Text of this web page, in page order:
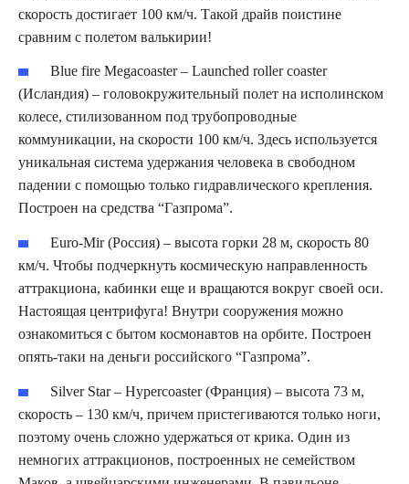
скорость достигает 100 км/ч. Такой драйв поистине
сравним с полетом валькирии!
Blue fire Megacoaster – Launched roller coaster
(Исландия) – головокружительный полет на исполинском
колесе, стилизованном под трубопроводные
коммуникации, на скорости 100 км/ч. Здесь используется
уникальная система удержания человека в свободном
падении с помощью только гидравлического крепления.
Построен на средства “Газпрома”.
Euro-Mir (Россия) – высота горки 28 м, скорость 80
км/ч. Чтобы подчеркнуть космическую направленность
аттракциона, кабинки еще и вращаются вокруг своей оси.
Настоящая центрифуга! Внутри сооружения можно
ознакомиться с бытом космонавтов на орбите. Построен
опять-таки на деньги российского “Газпрома”.
Silver Star – Hypercoaster (Франция) – высота 73 м,
скорость – 130 км/ч, причем пристегиваются только ноги,
поэтому очень сложно удержаться от крика. Один из
немногих аттракционов, построенных не семейством